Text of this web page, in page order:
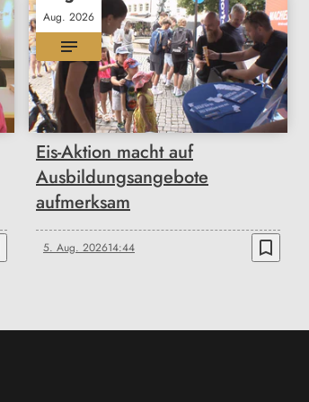
Aug. 2026
Eis-Aktion macht auf
Ausbildungsangebote
aufmerksam
5. Aug. 202614:44 bookmark_border